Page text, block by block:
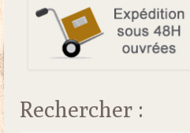
Rechercher :